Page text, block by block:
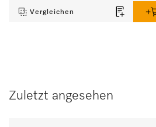
Vergleichen
Zuletzt angesehen